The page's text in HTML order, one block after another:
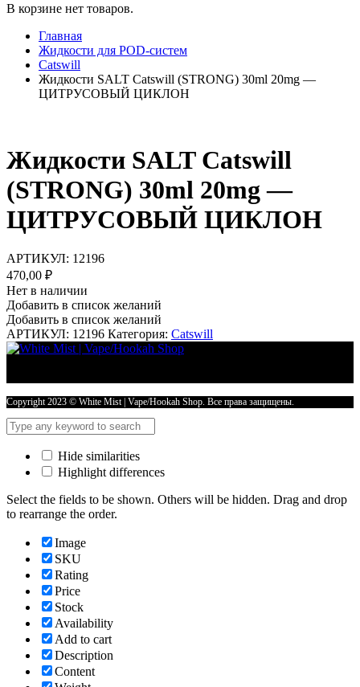
В корзине нет товаров.
Главная
Жидкости для POD-систем
Catswill
Жидкости SALT Catswill (STRONG) 30ml 20mg —
ЦИТРУСОВЫЙ ЦИКЛОН
Жидкости SALT Catswill
(STRONG) 30ml 20mg —
ЦИТРУСОВЫЙ ЦИКЛОН
АРТИКУЛ: 12196
470,00 ₽
Нет в наличии
Добавить в список желаний
Добавить в список желаний
АРТИКУЛ: 12196 Категория: Catswill
Copyright 2023 © White Mist | Vape/Hookah Shop. Все права защищены.
Hide similarities
Highlight differences
Select the fields to be shown. Others will be hidden. Drag and drop
to rearrange the order.
Image
SKU
Rating
Price
Stock
Availability
Add to cart
Description
Content